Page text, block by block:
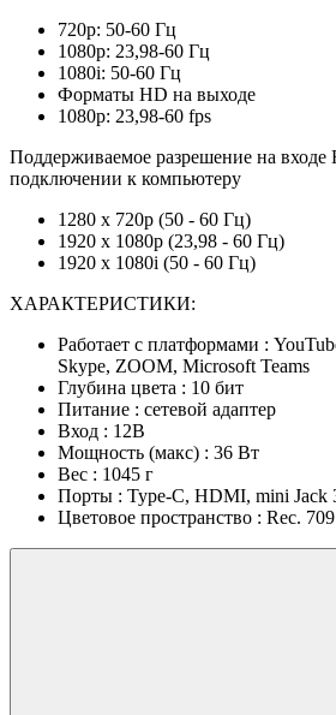
720p: 50-60 Гц
1080p: 23,98-60 Гц
1080i: 50-60 Гц
Форматы HD на выходе
1080p: 23,98-60 fps
Поддерживаемое разрешение на
подключении к компьютеру
1280 x 720p (50 - 60 Гц)
1920 x 1080p (23,98 - 60 Гц)
1920 x 1080i (50 - 60 Гц)
ХАРАКТЕРИСТИКИ:
Работает с платформами :
Skype, ZOOM, Microsoft Teams
Глубина цвета : 10 бит
Питание : сетевой адаптер
Вход : 12В
Мощность (макс) : 36 Вт
Вес : 1045 г
Порты : Type-C, HDMI, mini Jack
Цветовое пространство : Rec. 709